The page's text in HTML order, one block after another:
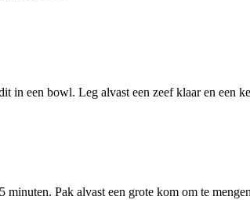
in een bowl. Leg alvast een zeef klaar en een
minuten. Pak alvast een grote kom om te